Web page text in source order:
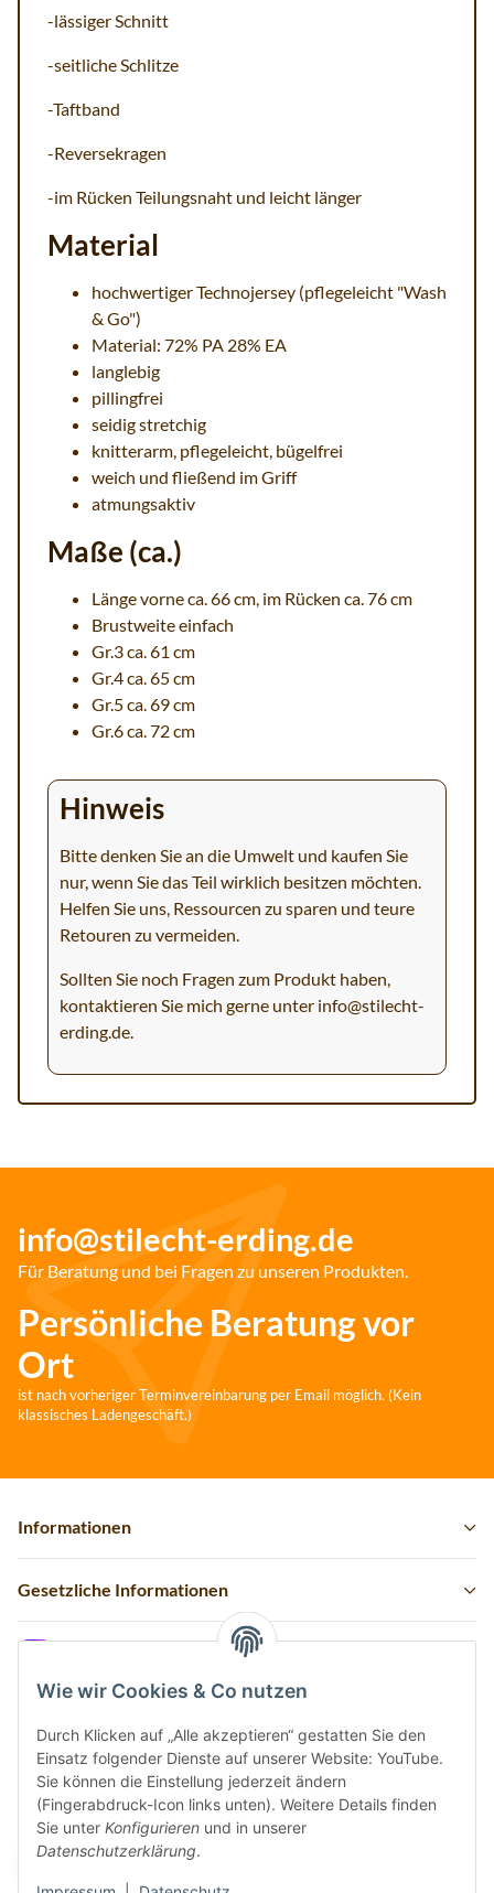
Wie wir Cookies & Co nutzen
Durch Klicken auf „Alle akzeptieren“ gestatten Sie den
Einsatz folgender Dienste auf unserer Website: YouTube.
Sie können die Einstellung jederzeit ändern
(Fingerabdruck-Icon links unten). Weitere Details finden
Sie unter Konfigurieren und in unserer
Datenschutzerklärung.
-lässiger Schnitt
-seitliche Schlitze
-Taftband
-Reversekragen
-im Rücken Teilungsnaht und leicht länger
Material
hochwertiger Technojersey (pflegeleicht "Wash
& Go")
Material: 72% PA 28% EA
langlebig
pillingfrei
seidig stretchig
knitterarm, pflegeleicht, bügelfrei
weich und fließend im Griff
atmungsaktiv
Maße (ca.)
Länge vorne ca. 66 cm, im Rücken ca. 76 cm
Brustweite einfach
Gr.3 ca. 61 cm
Gr.4 ca. 65 cm
Gr.5 ca. 69 cm
Gr.6 ca. 72 cm
Hinweis
Bitte denken Sie an die Umwelt und kaufen Sie
nur, wenn Sie das Teil wirklich besitzen möchten.
Helfen Sie uns, Ressourcen zu sparen und teure
Retouren zu vermeiden.
Sollten Sie noch Fragen zum Produkt haben,
kontaktieren Sie mich gerne unter info@stilecht-
erding.de.
info@stilecht-erding.de
Für Beratung und bei Fragen zu unseren Produkten.
Persönliche Beratung vor
Ort
ist nach vorheriger Terminvereinbarung per Email möglich. (Kein
klassisches Ladengeschäft.)
Informationen
Gesetzliche Informationen
Vertrag widerrufen
Sicher bezahlen via: